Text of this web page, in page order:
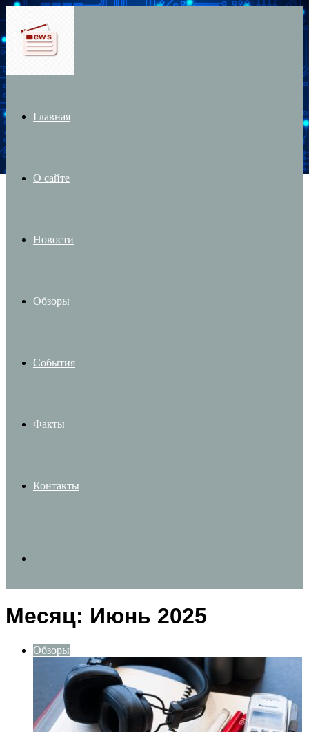
Menu
Главная
О сайте
Новости
Обзоры
События
Факты
Контакты
for
Месяц: Июнь 2025
Обзоры